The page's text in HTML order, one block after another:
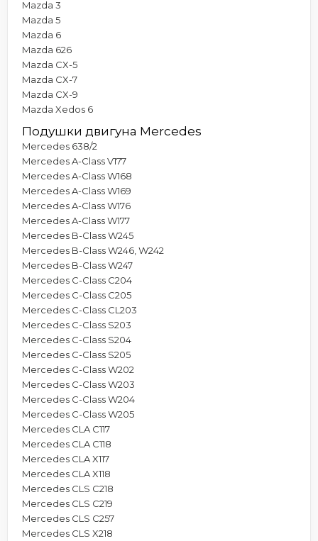
Mazda 3
Mazda 5
Mazda 6
Mazda 626
Mazda CX-5
Mazda CX-7
Mazda CX-9
Mazda Xedos 6
Подушки двигуна Mercedes
Mercedes 638/2
Mercedes A-Class V177
Mercedes A-Class W168
Mercedes A-Class W169
Mercedes A-Class W176
Mercedes A-Class W177
Mercedes B-Class W245
Mercedes B-Class W246, W242
Mercedes B-Class W247
Mercedes C-Class C204
Mercedes C-Class C205
Mercedes C-Class CL203
Mercedes C-Class S203
Mercedes C-Class S204
Mercedes C-Class S205
Mercedes C-Class W202
Mercedes C-Class W203
Mercedes C-Class W204
Mercedes C-Class W205
Mercedes CLA C117
Mercedes CLA C118
Mercedes CLA X117
Mercedes CLA X118
Mercedes CLS C218
Mercedes CLS C219
Mercedes CLS C257
Mercedes CLS X218